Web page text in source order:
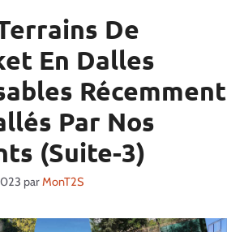
De
En Dalles
Récemment
Par Nos
(Suite-3)
parMonT2S